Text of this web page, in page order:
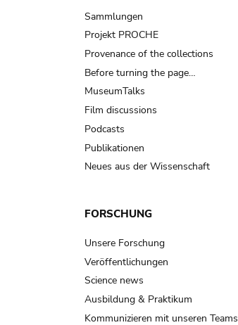
Sammlungen
Projekt PROCHE
Provenance of the collections
Before turning the page…
MuseumTalks
Film discussions
Podcasts
Publikationen
Neues aus der Wissenschaft
FORSCHUNG
Unsere Forschung
Veröffentlichungen
Science news
Ausbildung & Praktikum
Kommunizieren mit unseren Teams